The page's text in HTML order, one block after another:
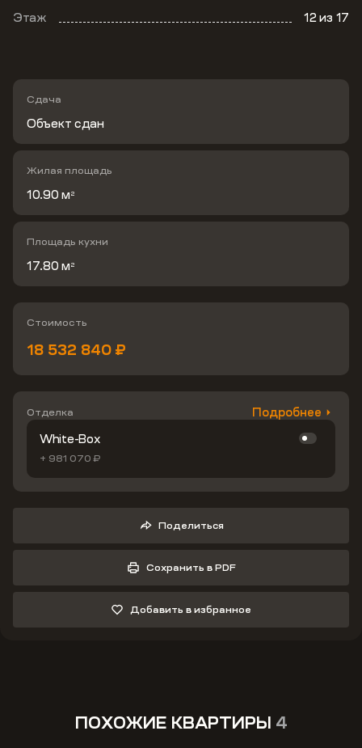
Этаж 12из 17
Сдача
Объект сдан
Жилая площадь
10.90 м 2
Площадь кухни
17.80 м 2
Стоимость
18 532 840 ₽
Отделка Подробнее
White-Box
+ 981 070 ₽
Поделиться
Сохранить в PDF
Добавить в избранное
ПОХОЖИЕ КВАРТИРЫ 4